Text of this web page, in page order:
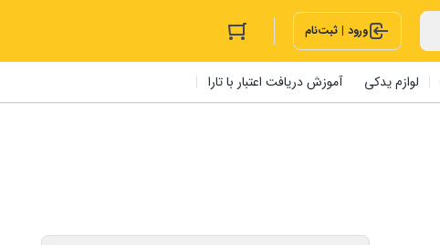
ورود | ثبت‌نام
لوازم یدکی آموزش دریافت اعتبار با تارا